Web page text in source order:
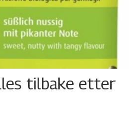
tilbake etter